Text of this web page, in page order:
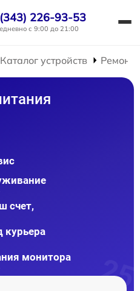
226-93-53
с 9:00 до 21:00
Каталог устройств Ремонт
счет,
курьера
монитора